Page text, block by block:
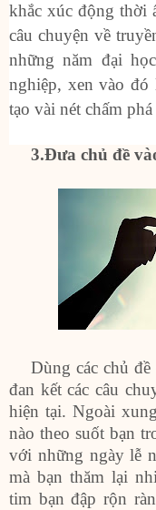
khắc xúc động thời
câu chuyện về
những năm đại
nghiệp, xen vào
tạo vài nét chấm
3.Đưa chủ đề
Dùng các chủ
đan kết các câu
hiện tại. Ngoài
nào theo suốt bạn
với những ngày lễ
mà bạn thăm lại
tim bạn đập rộn